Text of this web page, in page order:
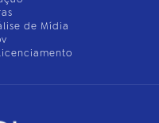
de Mídia